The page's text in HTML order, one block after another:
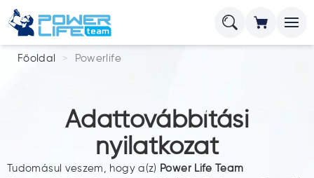
Főoldal Powerlife
Adattovábbítási
nyilatkozat
Tudomásul veszem, hogy a(z) Power Life Team